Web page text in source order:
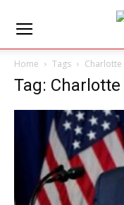
Home Tags Charlotte
Tag: Charlotte